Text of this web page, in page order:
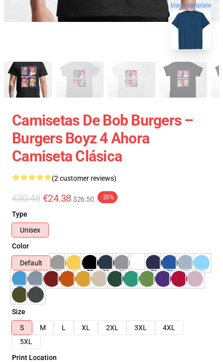
blank template
Camisetas De Bob Burgers –
Burgers Boyz 4 Ahora
Camiseta Clásica
(2 customer reviews)
€30.48 €24.38 $26.50 -20%
Type
Unisex
Color
Default
Size
S
M L XL 2XL 3XL
4XL
5XL
Print Location